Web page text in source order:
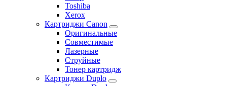
Toshiba
Xerox
Картриджи Canon
Оригинальные
Совместимые
Лазерные
Струйные
Тонер картридж
Картриджи Duplo